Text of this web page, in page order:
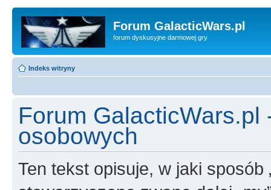
Forum GalacticWars.pl
forum dyskusyjne darmowej gry
Indeks witryny
Forum
osobowych
Ten tekst opisuje, w jaki sposób